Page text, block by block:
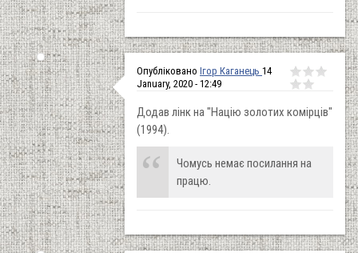
Опубліковано Ігор Каганець 14
January, 2020 - 12:49
Додав лінк на "Націю золотих комірців"
(1994).
Чомусь немає посилання на
працю.